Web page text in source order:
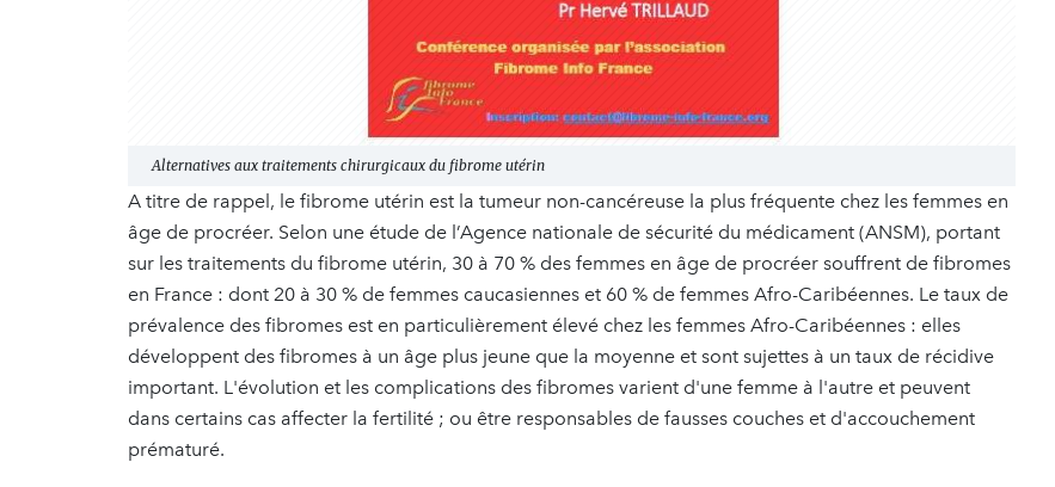
Alternatives aux traitements chirurgicaux du fibrome utérin
A titre de rappel, le fibrome utérin est la tumeur non-cancéreuse la plus fréquente chez les femmes en
âge de procréer. Selon une étude de l’Agence nationale de sécurité du médicament (ANSM), portant
sur les traitements du fibrome utérin, 30 à 70 % des femmes en âge de procréer souffrent de fibromes
en France : dont 20 à 30 % de femmes caucasiennes et 60 % de femmes Afro-Caribéennes. Le taux de
prévalence des fibromes est en particulièrement élevé chez les femmes Afro-Caribéennes : elles
développent des fibromes à un âge plus jeune que la moyenne et sont sujettes à un taux de récidive
important. L'évolution et les complications des fibromes varient d'une femme à l'autre et peuvent
dans certains cas affecter la fertilité ; ou être responsables de fausses couches et d'accouchement
prématuré.